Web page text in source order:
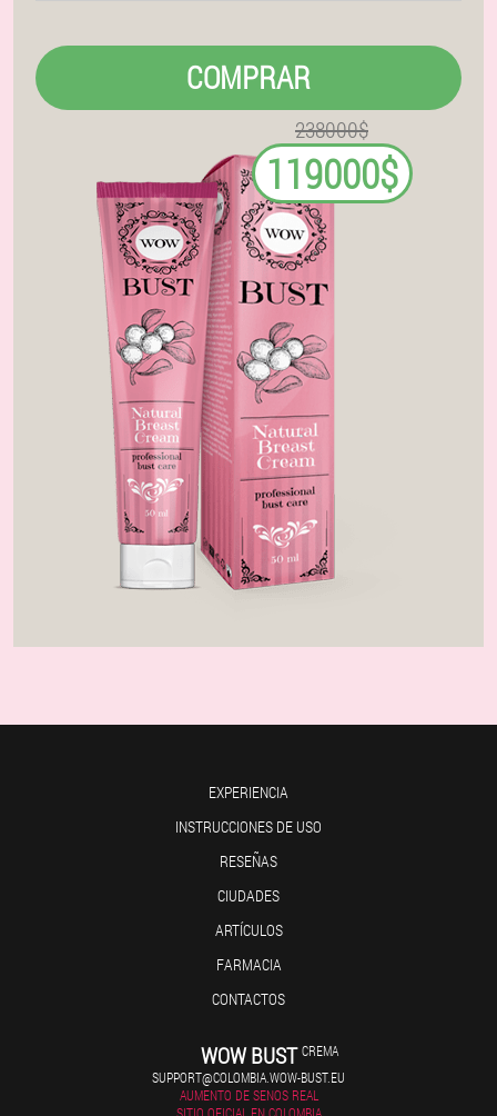
COMPRAR
238000$
119000$
EXPERIENCIA
INSTRUCCIONES DE USO
RESEÑAS
CIUDADES
ARTÍCULOS
FARMACIA
CONTACTOS
WOW BUST CREMA
SUPPORT@COLOMBIA.WOW-BUST.EU
AUMENTO DE SENOS REAL